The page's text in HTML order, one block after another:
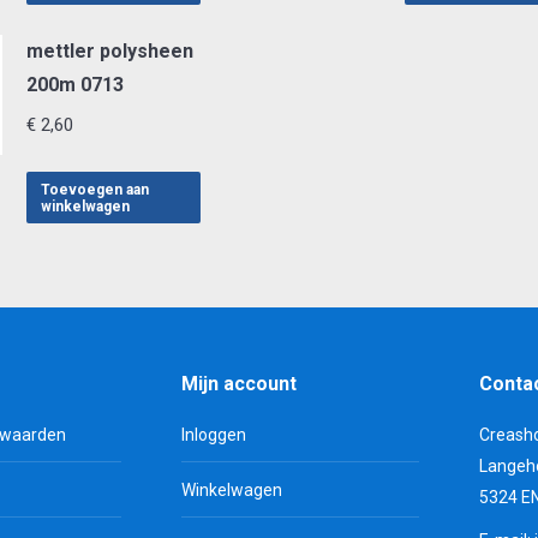
mettler polysheen
200m 0713
€ 2,60
Toevoegen aan
winkelwagen
Mijn account
Inloggen
Winkelwagen
5324